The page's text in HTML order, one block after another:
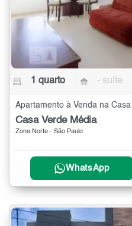
1 quarto - suíte
Casa Verde Média
Zona Norte - São Paulo
WhatsApp